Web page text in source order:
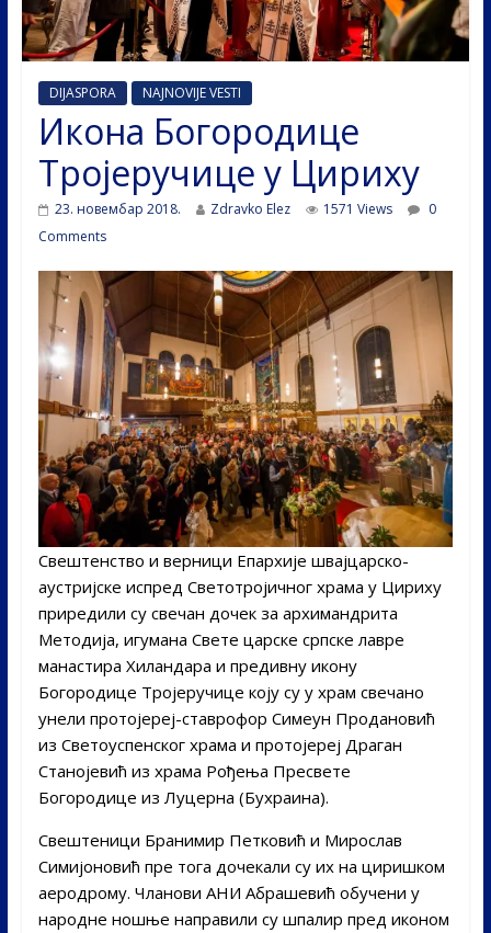
DIJASPORA NAJNOVIJE VESTI
Икона Богородице
Тројеручице у Цириху
23. новембар 2018. Zdravko Elez 1571 Views
0
Comments
Свештенство и верници Епархије швајцарско-
аустријске испред Светотројичног храма у Цириху
приредили су свечан дочек за архимандрита
Методија, игумана Свете царске српске лавре
манастира Хиландара и предивну икону
Богородице Тројеручице коју су у храм свечано
унели протојереј-ставрофор Симеун Продановић
из Светоуспенског храма и протојереј Драган
Станојевић из храма Рођења Пресвете
Богородице из Луцерна (Бухраина).
Свештеници Бранимир Петковић и Мирослав
Симијоновић пре тога дочекали су их на циришком
аеродрому. Чланови АНИ Абрашевић обучени у
народне ношње направили су шпалир пред иконом